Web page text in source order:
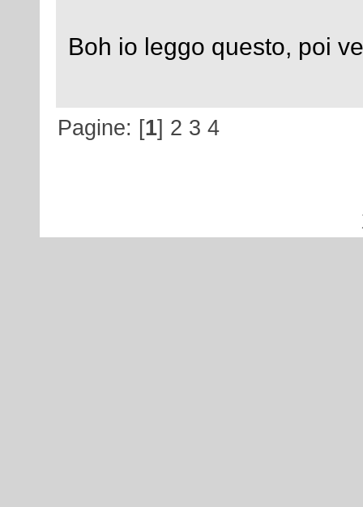
Boh io leggo questo, poi
Pagine: [1] 2 3 4